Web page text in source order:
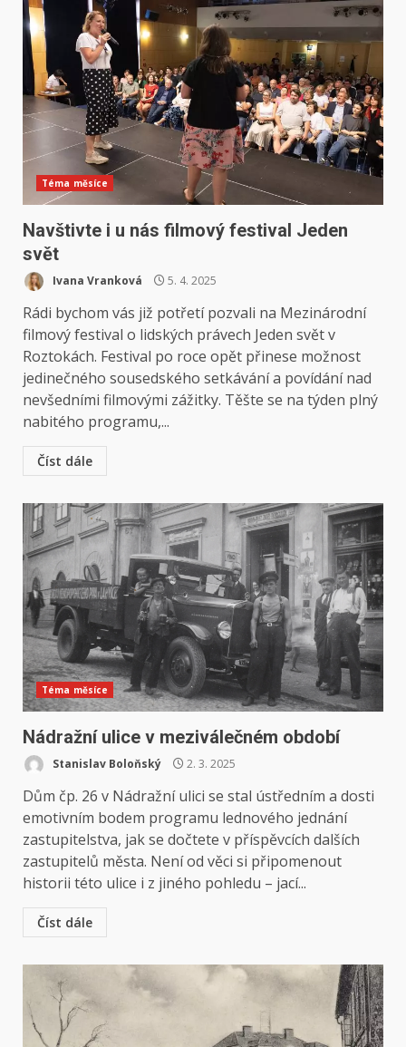
Téma měsíce
Navštivte i u nás filmový festival Jeden
svět
Ivana Vranková 5. 4. 2025
Rádi bychom vás již potřetí pozvali na Mezinárodní
filmový festival o lidských právech Jeden svět v
Roztokách. Festival po roce opět přinese možnost
jedinečného sousedského setkávání a povídání nad
nevšedními filmovými zážitky. Těšte se na týden plný
nabitého programu,...
Číst dále
Téma měsíce
Nádražní ulice v meziválečném období
Stanislav Boloňský 2. 3. 2025
Dům čp. 26 v Nádražní ulici se stal ústředním a dosti
emotivním bodem programu lednového jednání
zastupitelstva, jak se dočtete v příspěvcích dalších
zastupitelů města. Není od věci si připomenout
historii této ulice i z jiného pohledu – jací...
Číst dále